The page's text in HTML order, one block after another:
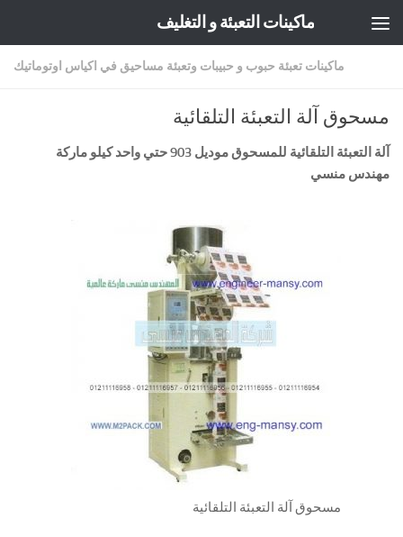
ماكينات التعبئة و التغليف
ماكينات تعبئة حبوب و حبيبات وتعبئة مساحيق في اكياس اوتوماتيك
مسحوق آلة التعبئة التلقائية
آلة التعبئة التلقائية
للمسحوق موديل 903 حتي واحد كيلو ماركة
مهندس منسي
مسحوق آلة التعبئة التلقائية